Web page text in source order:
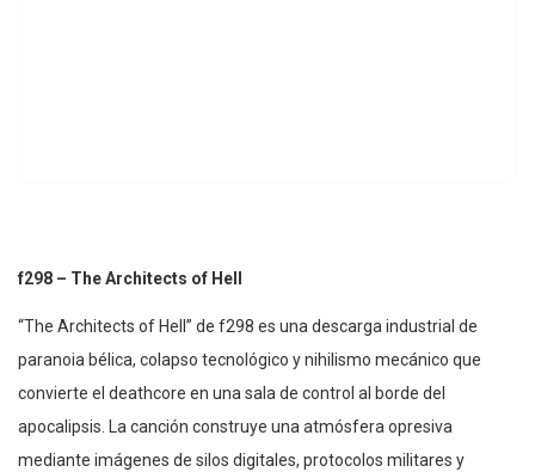
f298 – The Architects of Hell
“The Architects of Hell” de f298 es una descarga industrial de
paranoia bélica, colapso tecnológico y nihilismo mecánico que
convierte el deathcore en una sala de control al borde del
apocalipsis. La canción construye una atmósfera opresiva
mediante imágenes de silos digitales, protocolos militares y